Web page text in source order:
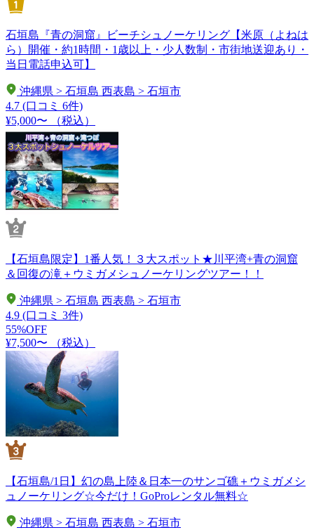
石垣島『青の洞窟』ビーチシュノーケリング【米原（よねは
ら）開催・約1時間・1歳以上・少人数制・市街地送迎あり・
当日電話申込可】
沖縄県 > 石垣島 西表島 > 石垣市
4.7 (口コミ 6件)
¥5,000〜
（税込）
【石垣島限定】1番人気！３大スポット★川平湾+青の洞窟
＆回復の滝＋ウミガメシュノーケリングツアー！！
沖縄県 > 石垣島 西表島 > 石垣市
4.9 (口コミ 3件)
55%OFF
¥7,500〜
（税込）
【石垣島/1日】幻の島上陸＆日本一のサンゴ礁＋ウミガメシ
ュノーケリング☆今だけ！GoProレンタル無料☆
沖縄県 > 石垣島 西表島 > 石垣市